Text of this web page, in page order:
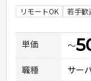
リモートOK 若手歓
単価 〜
職種
サー